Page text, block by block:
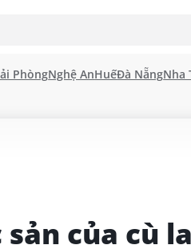
PhòngNghệ AnHuếĐà NẵngNha
của cù